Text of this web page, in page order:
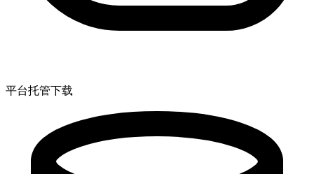
平台托管下载